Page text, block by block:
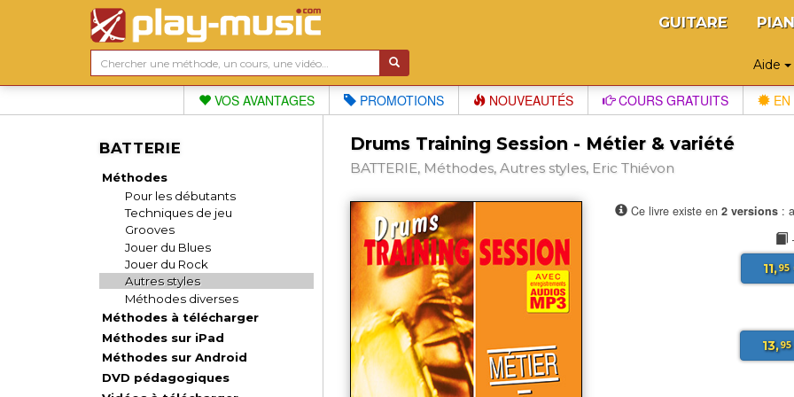
GUITARE
Aide
VOS AVANTAGES PROMOTIONS NOUVEAUTÉS COURS GRATUITS
BATTERIE
Méthodes
Pour les débutants
Techniques de jeu
Grooves
Jouer du Blues
Jouer du Rock
Autres styles
Méthodes diverses
Méthodes à télécharger
Méthodes sur iPad
Méthodes sur Android
DVD pédagogiques
Drums Training Session - Métier & variété
BATTERIE, Méthodes, Autres styles, Eric Thiévon
Ce livre existe en 2 versions:
11,95
13,95